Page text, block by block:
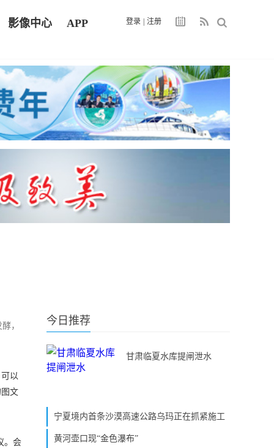
登录 注册
影像中心 APP
，
以
文
。会
今日推荐
甘肃临夏水库提闸泄水
宁夏境内首条沙漠高速公路乌玛正在抓紧施工
黄河壶口现“金色瀑布”